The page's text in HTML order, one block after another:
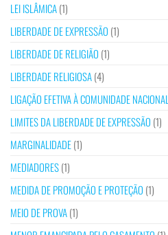
LEI ISLÂMICA(1)
LIBERDADE DE EXPRESSÃO (1)
LIBERDADE DE RELIGIÃO (1)
LIBERDADE RELIGIOSA(4)
LIGAÇÃO EFETIVA À COMUNIDADE NACIONAL
LIMITES DA LIBERDADE DE EXPRESSÃO (1)
MARGINALIDADE(1)
MEDIADORES(1)
MEDIDA DE PROMOÇÃO E PROTEÇÃO (1)
MEIO DE PROVA(1)